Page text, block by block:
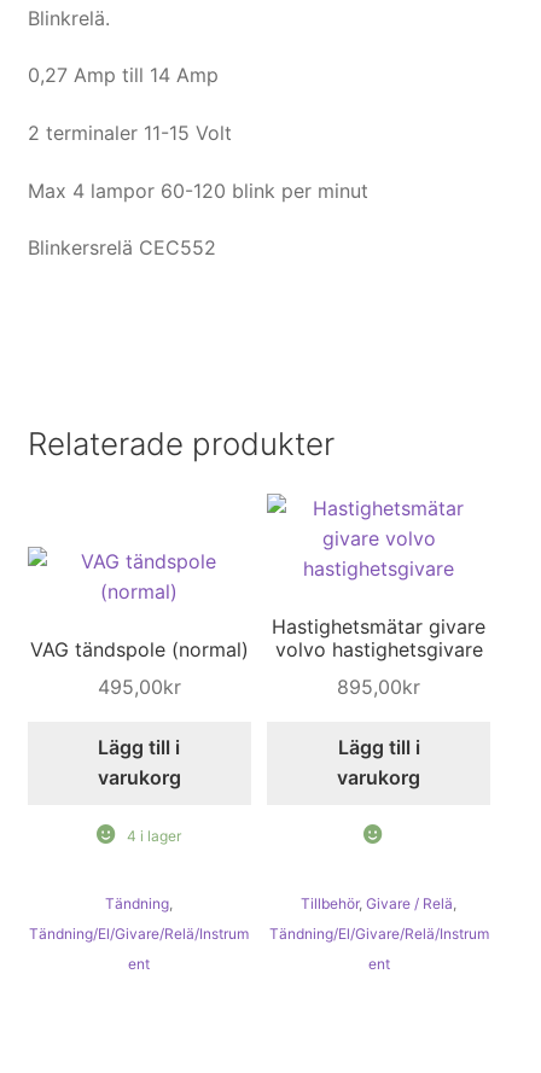
Blinkrelä.
0,27 Amp till 14 Amp
2 terminaler 11-15 Volt
Max 4 lampor 60-120 blink per minut
Blinkersrelä CEC552
Relaterade produkter
VAG tändspole (normal)
495,00kr
Lägg till i
varukorg
4 i lager
Tändning
Tändning/El/Givare/Relä/Instrum
ent
Hastighetsmätar givare
volvo hastighetsgivare
895,00kr
Lägg till i
varukorg
Tillbehör,Givare / Relä
Tändning/El/Givare/Relä/Instrum
ent